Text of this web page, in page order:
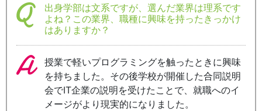
出身学部は文系ですが、選んだ業界は理系です
よね？この業界、職種に興味を持ったきっかけ
はありますか？
授業で軽いプログラミングを触ったときに興味
を持ちました。その後学校が開催した合同説明
会でIT企業の説明を受けたことで、就職へのイ
メージがより現実的になりました。